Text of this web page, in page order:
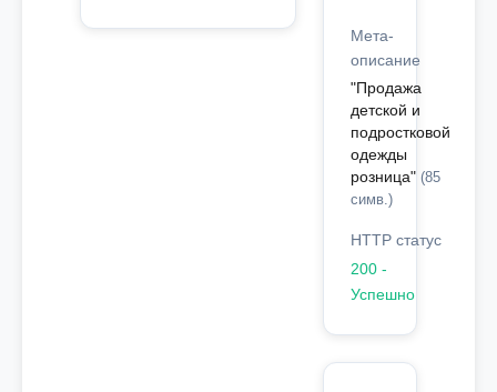
Мета-
описание
"Продажа
детской и
подростковой
одежды
розница" (85
симв.)
HTTP статус
200 -
Успешно